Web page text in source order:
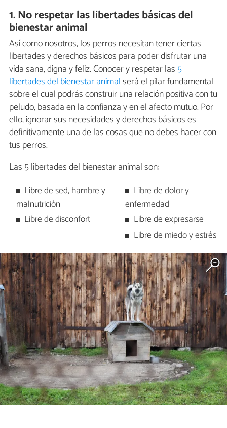
1. No respetar las libertades básicas del
bienestar animal
Así como nosotros, los perros necesitan tener ciertas
libertades y derechos básicos para poder disfrutar una
vida sana, digna y feliz. Conocer y respetar las5
libertades del bienestar animalserá el pilar fundamental
sobre el cual podrás construir una relación positiva con tu
peludo, basada en la confianza y en el afecto mutuo. Por
ello, ignorar sus necesidades y derechos básicos es
definitivamente una de las cosas que no debes hacer con
tus perros.
Las 5 libertades del bienestar animal son:
Libre de sed, hambre y
malnutrición
Libre de disconfort
Libre de dolor y
enfermedad
Libre de expresarse
Libre de miedo y estrés